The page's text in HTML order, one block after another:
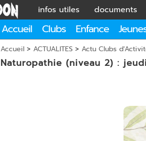
infos utiles documents
Accueil Clubs Enfance
Accueil > ACTUALITES > Actu Clubs
Naturopathie (niveau 2) :